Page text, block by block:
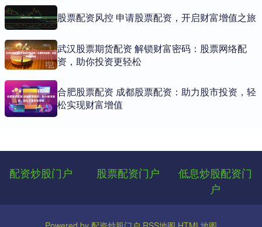
股票配资风控 申请股票配资，开启财富增值之旅
武汉股票期货配资 解锁财富密码：股票网络配
资，助你投资更轻松
合肥股票配资 成都股票配资：助力股市投资，轻
松实现财富增值
配资炒股门户 股票配资门户
低息炒股配资门
户